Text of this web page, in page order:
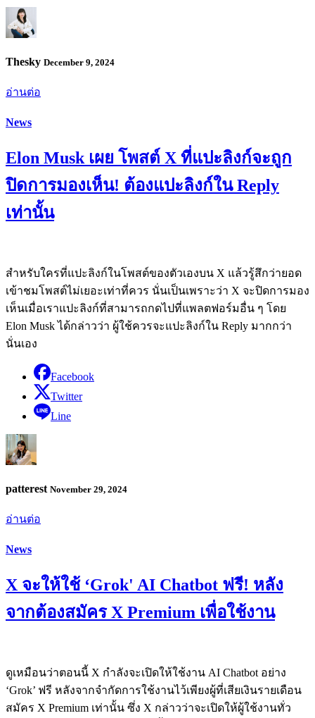
Thesky December 9, 2024
อ่านต่อ
News
Elon Musk เผย โพสต์ X ที่แปะลิงก์จะถูก
ปิดการมองเห็น! ต้องแปะลิงก์ใน Reply
เท่านั้น
สำหรับใครที่แปะลิงก์ในโพสต์ของตัวเองบน X แล้วรู้สึกว่ายอด
เข้าชมโพสต์ไม่เยอะเท่าที่ควร นั่นเป็นเพราะว่า X จะปิดการมอง
เห็นเมื่อเราแปะลิงก์ที่สามารถกดไปที่แพลตฟอร์มอื่น ๆ โดย
Elon Musk ได้กล่าวว่า ผู้ใช้ควรจะแปะลิงก์ใน Reply มากกว่า
นั่นเอง
Facebook
Twitter
Line
patterest November 29, 2024
อ่านต่อ
News
X จะให้ใช้ ‘Grok' AI Chatbot ฟรี! หลัง
จากต้องสมัคร X Premium เพื่อใช้งาน
ดูเหมือนว่าตอนนี้ X กำลังจะเปิดให้ใช้งาน AI Chatbot อย่าง
‘Grok’ ฟรี หลังจากจำกัดการใช้งานไว้เพียงผู้ที่เสียเงินรายเดือน
สมัคร X Premium เท่านั้น ซึ่ง X กล่าวว่าจะเปิดให้ผู้ใช้งานทั่ว